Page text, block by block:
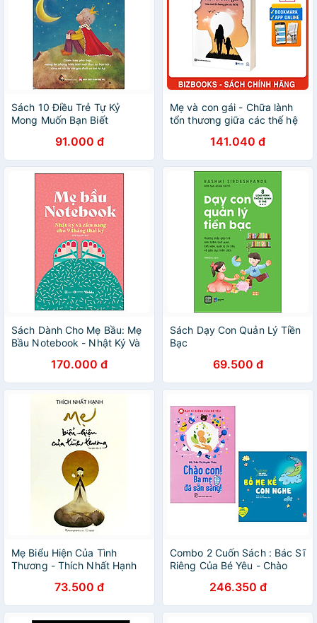
Sách 10 Điều Trẻ Tự Kỷ
Mong Muốn Bạn Biết
91.000 đ
Mẹ và con gái - Chữa lành
tổn thương giữa các thế hệ
141.040 đ
Sách Dành Cho Mẹ Bầu: Mẹ
Bầu Notebook - Nhật Ký Và
170.000 đ
Sách Dạy Con Quản Lý Tiền
Bạc
69.500 đ
Mẹ Biểu Hiện Của Tình
Thương - Thích Nhất Hạnh
73.500 đ
Combo 2 Cuốn Sách : Bác Sĩ
Riêng Của Bé Yêu - Chào
Cẩm Nang Dành Cho Mẹ
Bầu Và Thai Nhi -Bố Mẹ Kể
Con Nghe (Tặng kèm
246.350 đ